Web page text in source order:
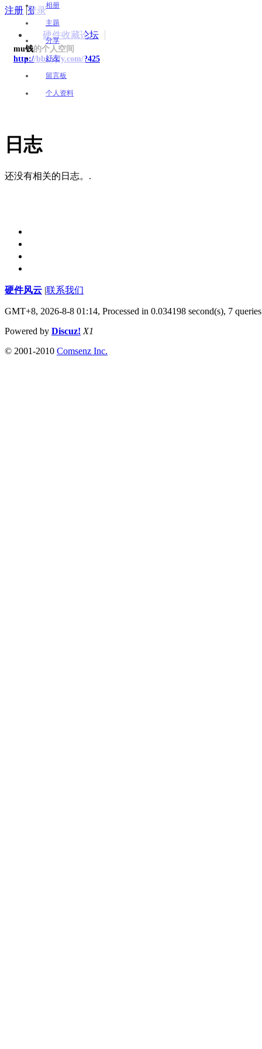
注册 |登录
硬件收藏论坛
mu钱的个人空间
http://bbs.yjfy.com/?425
相册
主题
分享
好友
留言板
个人资料
日志
还没有相关的日志。.
硬件风云 联系我们
GMT+8, 2026-8-8 01:14, Processed in 0.034198 second(s), 7 queries
Powered by Discuz! X1
© 2001-2010 Comsenz Inc.